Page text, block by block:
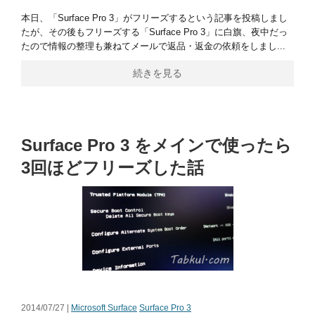
本日、「Surface Pro 3」がフリーズするという記事を投稿しまし
たが、その後もフリーズする「Surface Pro 3」に白旗、夜中だっ
たので情報の整理も兼ねてメールで返品・返金の依頼をしまし...
続きを見る
Surface Pro 3 をメインで使ったら
3回ほどフリーズした話
2014/07/27 | Microsoft Surface Surface Pro 3